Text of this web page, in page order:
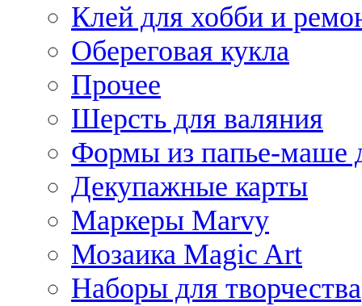
Клей для хобби и
Обереговая кукла
Прочее
Шерсть для валяния
Формы из папье-маше
Декупажные карты
Маркеры Marvy
Мозаика Magic Art
Наборы для творчества